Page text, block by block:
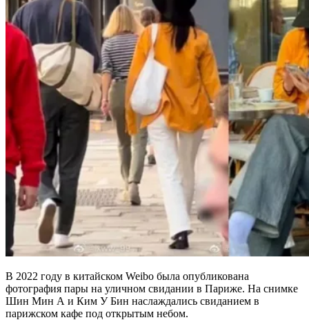
В 2022 году в китайском Weibo была опубликована
фотография пары на уличном свидании в Париже. На снимке
Шин Мин А и Ким У Бин наслаждались свиданием в
парижском кафе под открытым небом.